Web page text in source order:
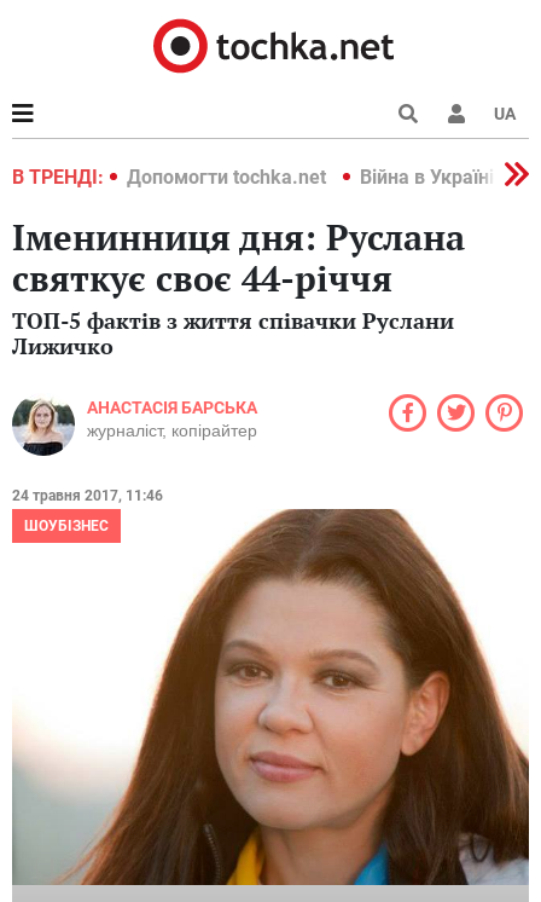
UA
В ТРЕНДІ:
2022 Допомогти tochka.net Війна в Україні 2022
Іменинниця дня: Руслана
святкує своє 44-річчя
ТОП-5 фактів з життя співачки Руслани
Лижичко
АНАСТАСІЯ БАРСЬКА
журналіст, копірайтер
24 травня 2017, 11:46
ШОУБІЗНЕС